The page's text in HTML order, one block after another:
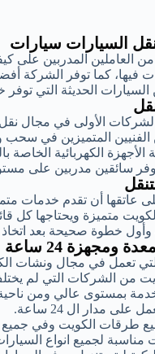
السيارات سيارات
العاملين المدربين على
فيها، كما توفر الشركة
الحديثة التي
الأولى في مجال
المتميزين في
الكهربائية الخاصة
سائقين مدربين على
أن تقدم خدمات
متميزة ويحتاجها كل
وأول خطوة صحيحة بعد
24 ساعة
تعمل في مجال ونشات
الشركات التي لم يختلف
بمستوى عالي ومن
مدار ال 24 ساعة.
طرقات الكويت وفي جميع
لجميع انواع